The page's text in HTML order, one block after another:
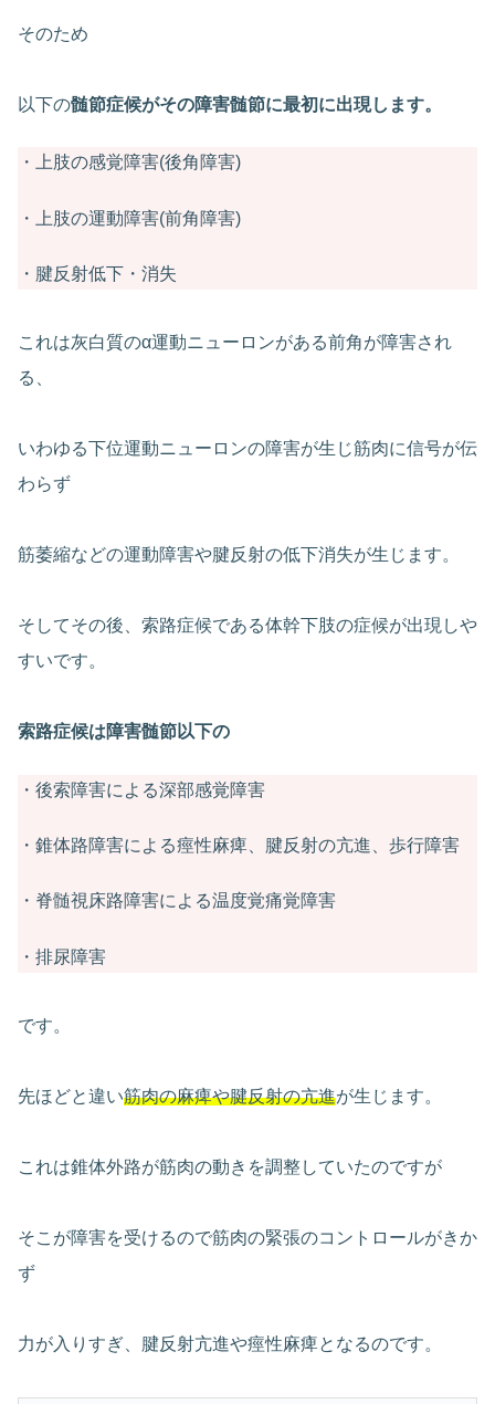
そのため
以下の髄節症候がその障害髄節に最初に出現します。
・上肢の感覚障害(後角障害)
・上肢の運動障害(前角障害)
・腱反射低下・消失
これは灰白質のα運動ニューロンがある前角が障害され
る、
いわゆる下位運動ニューロンの障害が生じ筋肉に信号が伝
わらず
筋萎縮などの運動障害や腱反射の低下消失が生じます。
そしてその後、索路症候である体幹下肢の症候が出現しや
すいです。
索路症候は障害髄節以下の
・後索障害による深部感覚障害
・錐体路障害による痙性麻痺、腱反射の亢進、歩行障害
・脊髄視床路障害による温度覚痛覚障害
・排尿障害
です。
先ほどと違い筋肉の麻痺や腱反射の亢進が生じます。
これは錐体外路が筋肉の動きを調整していたのですが
そこが障害を受けるので筋肉の緊張のコントロールがきか
ず
力が入りすぎ、腱反射亢進や痙性麻痺となるのです。